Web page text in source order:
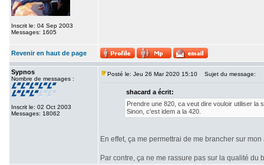
Inscrit le: 04 Sep 2003
Messages: 1605
Revenir en haut de page
Sypnos
Nombre de messages :
Inscrit le: 02 Oct 2003
Messages: 18062
Posté le: Jeu 26 Mar 2020 15:10 Sujet du message:
shacard a écrit:
Prendre une 820, ca veut dire vouloir utiliser la
Sinon, c'est idem a la 420.
En effet, ça me permettrai de me brancher sur
Par contre, ça ne me rassure pas sur la qualité